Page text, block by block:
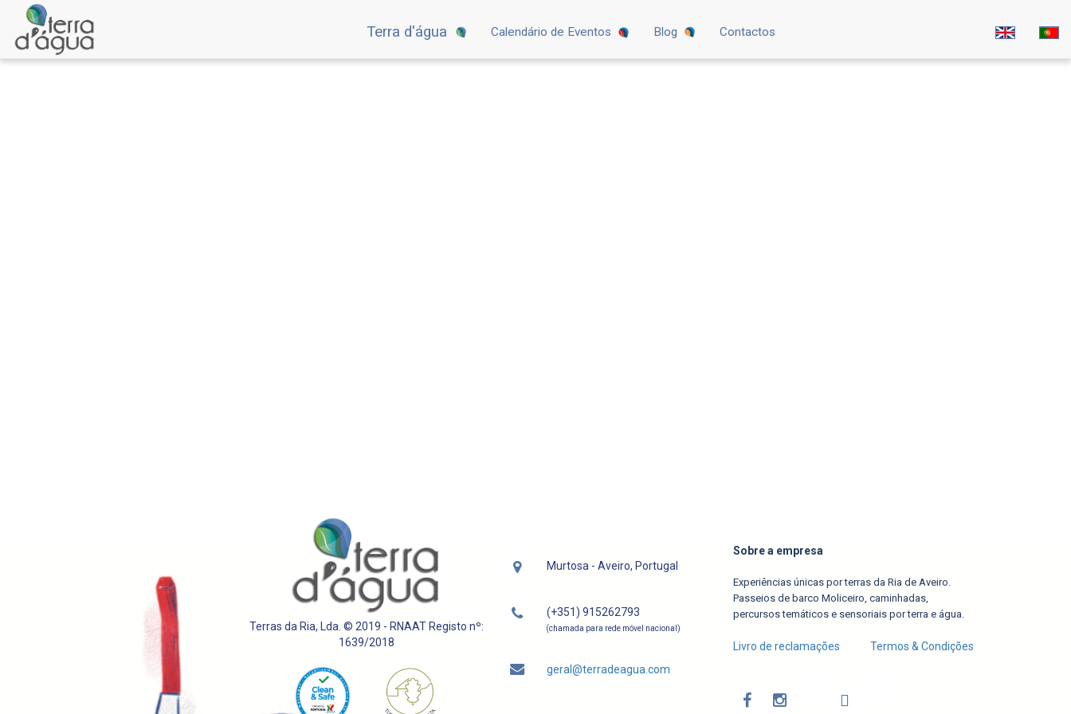
Terra d'água Calendário de Eventos Blog Contactos
Terras da Ria, Lda. © 2019 - RNAAT Registo nº:
1639/2018
Murtosa - Aveiro, Portugal
(+351) 915262793
(chamada para rede móvel nacional)
geral@terradeagua.com
Sobre a empresa
Experiências únicas por terras da Ria de Aveiro.
Passeios de barco Moliceiro, caminhadas,
percursos temáticos e sensoriais por terra e água.
Livro de reclamações Termos & Condições